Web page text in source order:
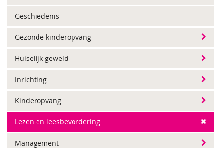
Geschiedenis
Gezonde kinderopvang
Huiselijk geweld
Inrichting
Kinderopvang
Lezen en leesbevordering
Management